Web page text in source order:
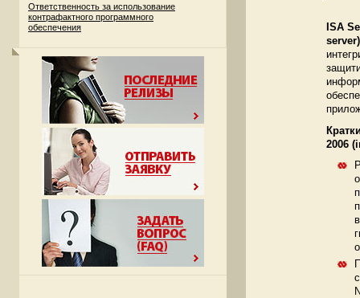
Ответственность за использование
контрафактного программного
обеспечения
ISA
server)
2006